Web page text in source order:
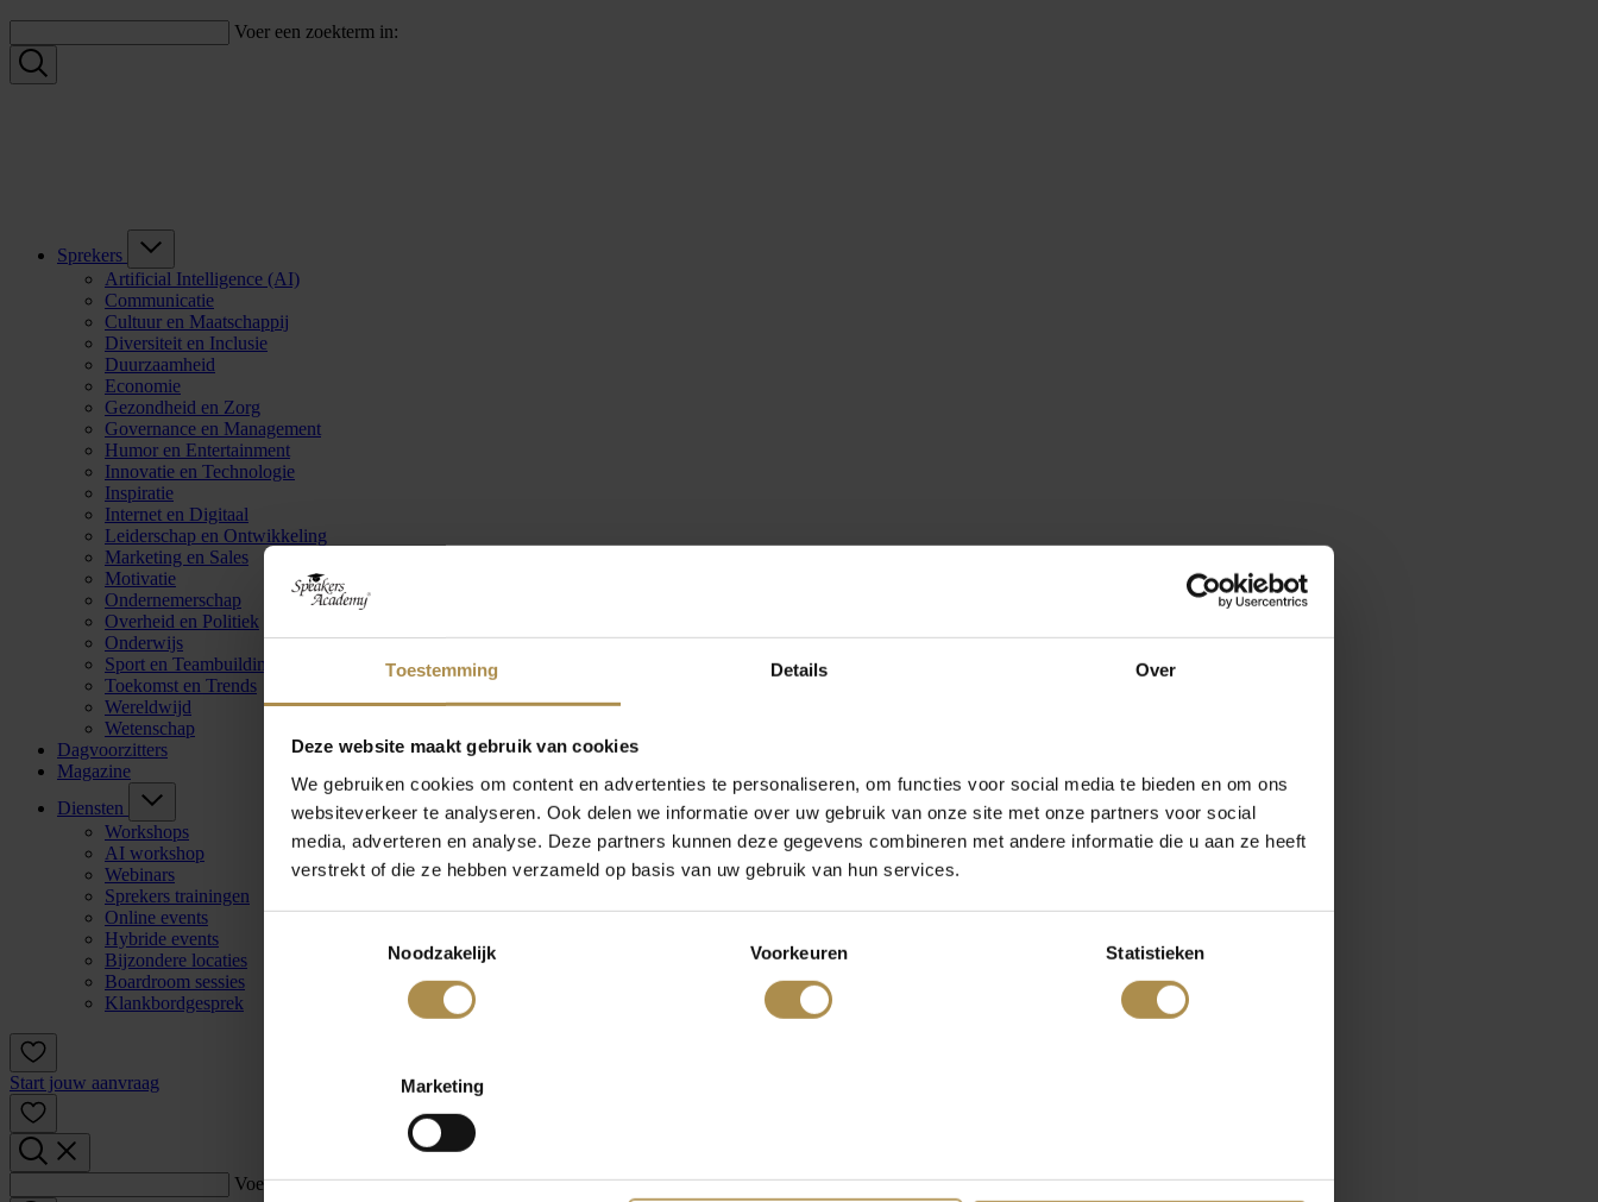
Toestemming Details Over
Deze website maakt gebruik van cookies
We gebruiken cookies om content en advertenties te personaliseren, om functies voor social media te bieden en om ons
websiteverkeer te analyseren. Ook delen we informatie over uw gebruik van onze site met onze partners voor social
media, adverteren en analyse. Deze partners kunnen deze gegevens combineren met andere informatie die u aan ze heeft
verstrekt of die ze hebben verzameld op basis van uw gebruik van hun services.
Noodzakelijk
Voorkeuren Statistieken
Marketing
Voer een zoekterm in:
Sprekers
Artificial Intelligence (AI)
Communicatie
Cultuur en Maatschappij
Diversiteit en Inclusie
Duurzaamheid
Economie
Gezondheid en Zorg
Governance en Management
Humor en Entertainment
Innovatie en Technologie
Inspiratie
Internet en Digitaal
Leiderschap en Ontwikkeling
Marketing en Sales
Motivatie
Ondernemerschap
Overheid en Politiek
Onderwijs
Sport en Teambuilding
Toekomst en Trends
Wereldwijd
Wetenschap
Dagvoorzitters
Magazine
Diensten
Workshops
AI workshop
Webinars
Sprekers trainingen
Online events
Hybride events
Bijzondere locaties
Boardroom sessies
Klankbordgesprek
Start jouw aanvraag
Voer een zoekterm in: